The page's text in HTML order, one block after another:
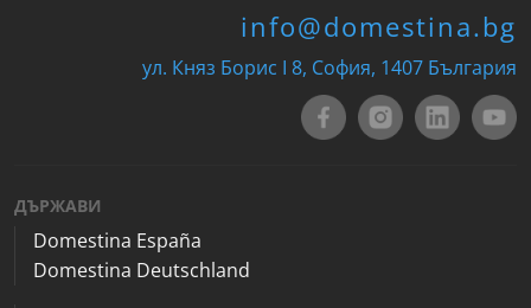
info@domestina.bg
ул. Княз Борис I 8, София, 1407 България
ДЪРЖАВИ
Domestina España
Domestina Deutschland